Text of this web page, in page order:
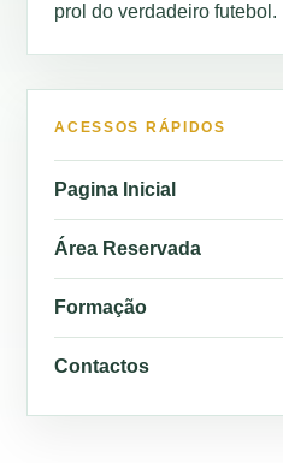
prol do verdadeiro futebol.
ACESSOS RÁPIDOS
Pagina Inicial
Área Reservada
Formação
Contactos